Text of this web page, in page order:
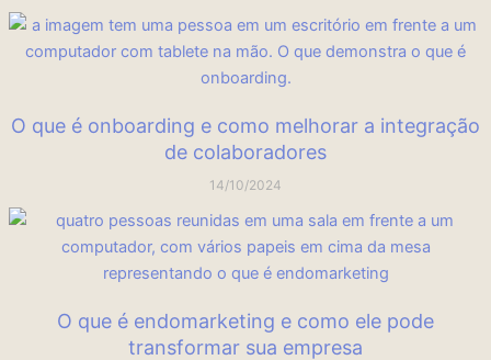
O que é onboarding e como melhorar a integração
de colaboradores
14/10/2024
O que é endomarketing e como ele pode
transformar sua empresa